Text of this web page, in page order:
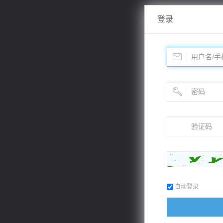
登录
自动登录